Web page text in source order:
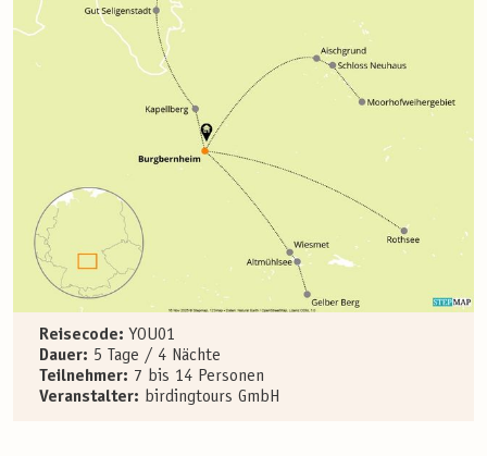
Reisecode: YOU01
Dauer: 5 Tage / 4 Nächte
Teilnehmer: 7 bis 14 Personen
Veranstalter: birdingtours GmbH